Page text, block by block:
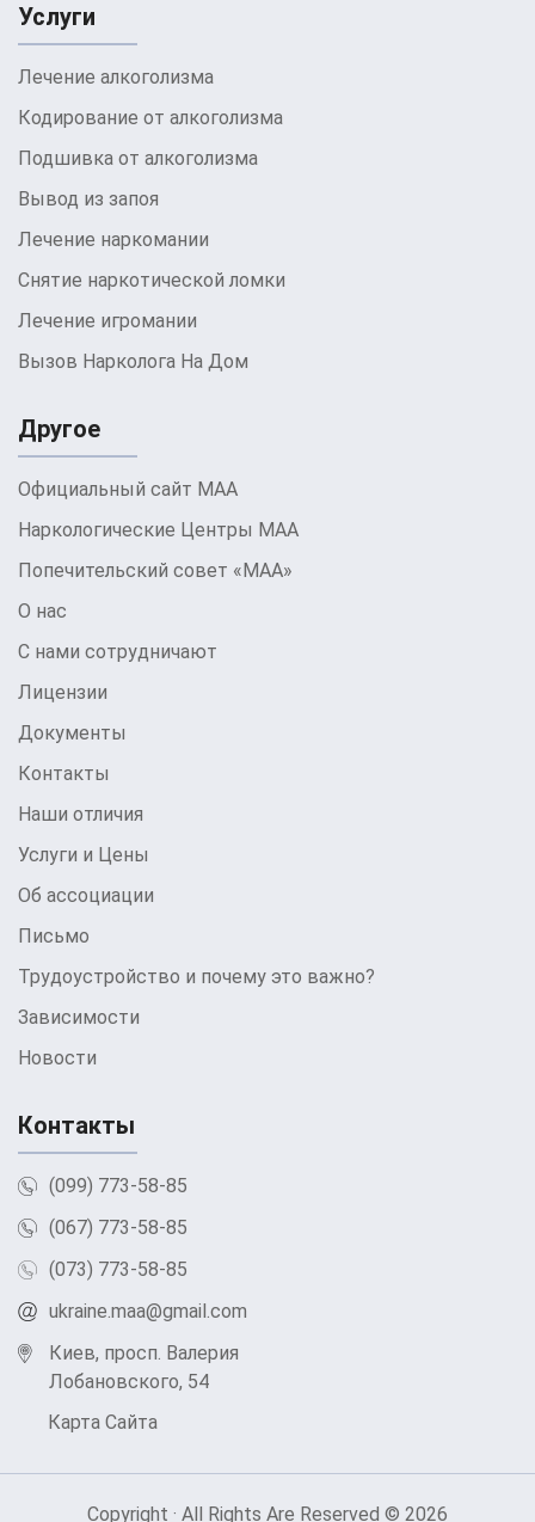
Услуги
Лечение алкоголизма
Кодирование от алкоголизма
Подшивка от алкоголизма
Вывод из запоя
Лечение наркомании
Снятие наркотической ломки
Лечение игромании
Вызов Нарколога На Дом
Другое
Официальный сайт МАА
Наркологические Центры МАА
Попечительский совет «МАА»
О нас
С нами сотрудничают
Лицензии
Документы
Контакты
Наши отличия
Услуги и Цены
Об ассоциации
Письмо
Трудоустройство и почему это важно?
Зависимости
Новости
Контакты
(099) 773-58-85
(067) 773-58-85
(073) 773-58-85
ukraine.maa@gmail.com
Киев, просп. Валерия
Лобановского, 54
Карта Сайта
Copyright · All Rights Are Reserved © 2026